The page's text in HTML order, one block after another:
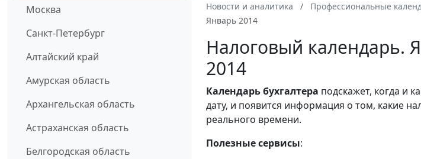
Москва
Санкт-Петербург
Алтайский край
Амурская область
Архангельская область
Астраханская область
Белгородская область
Новости и аналитика Профессиональные
Январь 2014
Налоговый календарь.
2014
Календарьбухгалтера подскажет, когда и
дату, и появится информация о том, какие
реального времени.
Полезные сервисы: